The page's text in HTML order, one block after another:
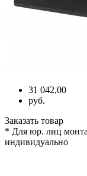
31 042,00
руб.
Заказать товар
* Для юр. лиц
индивидуально